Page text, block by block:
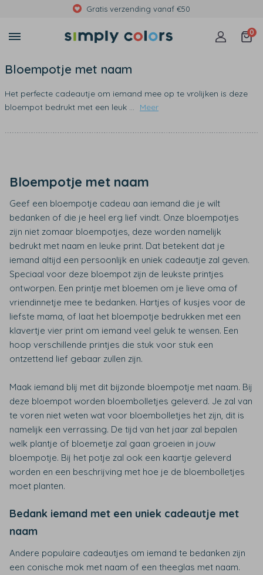
Met foto's, eigen tekst of print
0
Bloempotje met naam
Het perfecte cadeautje om iemand mee op te vrolijken is deze
bloempot bedrukt met een leuk ... Meer
Bloempotje met naam
Geef een bloempotje cadeau aan iemand die je wilt
bedanken of die je heel erg lief vindt. Onze bloempotjes
zijn niet zomaar bloempotjes, deze worden namelijk
bedrukt met naam en leuke print. Dat betekent dat je
iemand altijd een persoonlijk en uniek cadeautje zal geven.
Speciaal voor deze bloempot zijn de leukste printjes
ontworpen. Een printje met bloemen om je lieve oma of
vriendinnetje mee te bedanken. Hartjes of kusjes voor de
liefste mama, of laat het bloempotje bedrukken met een
klavertje vier print om iemand veel geluk te wensen. Een
hoop verschillende printjes die stuk voor stuk een
ontzettend lief gebaar zullen zijn.
Maak iemand blij met dit bijzonde bloempotje met naam. Bij
deze bloempot worden bloembolletjes geleverd. Je zal van
te voren niet weten wat voor bloembolletjes het zijn, dit is
namelijk een verrassing. De tijd van het jaar zal bepalen
welk plantje of bloemetje zal gaan groeien in jouw
bloempotje. Bij het potje zal ook een kaartje geleverd
worden en een beschrijving met hoe je de bloembolletjes
moet planten.
Bedank iemand met een uniek cadeautje met
naam
Andere populaire cadeautjes om iemand te bedanken zijn
een conische mok met naam of een theeglas met naam.